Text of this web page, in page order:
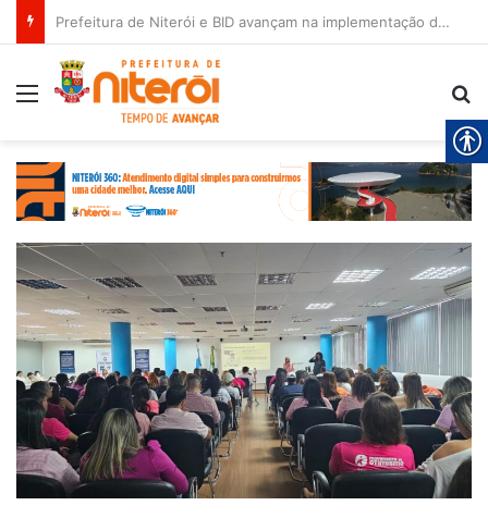
Prefeitura de Niterói e BID avançam na implementação do Programa Vida Nova no Morro
Menu